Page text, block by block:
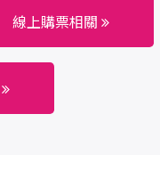
線上購票相關